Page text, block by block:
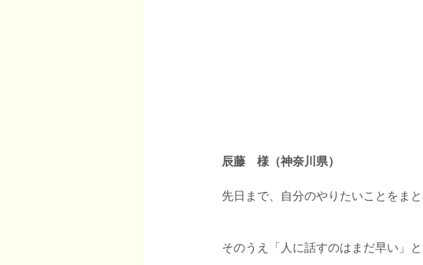
辰藤　様（神奈川県）
先日まで、自分のやりたいことをま
そのうえ「人に話すのはまだ早い」